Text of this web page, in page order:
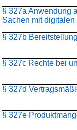
§ 327a Anwendung
Sachen mit digitalen
§ 327b
§ 327c Rechte bei
§ 327d
§ 327e